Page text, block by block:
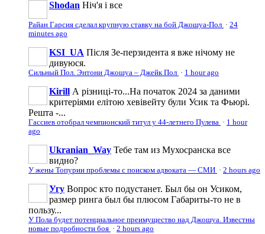
Shodan Ніч'я і все
Райан Гарсия сделал крупную ставку на бой Джошуа-Пол · 24
minutes ago
KSI_UA Після Зе-перзидента я вже нічому не
дивуюся.
Сильный Пол. Энтони Джошуа – Джейк Пол · 1 hour ago
Kirill А різниці-то...На початок 2024 за даними
критеріями елітою хевівейту були Усик та Фьюрі.
Решта -...
Гассиев отобрал чемпионский титул у 44-летнего Пулева · 1 hour
ago
Ukranian_Way Тебе там из Мухосранска все
видно?
У жены Топурии проблемы с поиском адвоката — СМИ · 2 hours ago
Угу Вопрос кто подустанет. Был бы он Усиком,
размер ринга был бы плюсом Габариты-то не в
пользу...
У Пола будет потенциальное преимущество над Джошуа. Известны
новые подробности боя · 2 hours ago